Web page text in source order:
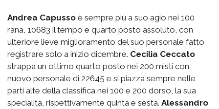
Andrea Capusso è sempre più a suo agio nei 100
rana, 10683 il tempo e quarto posto assoluto, con
ulteriore lieve miglioramento del suo personale fatto
registrare solo a inizio dicembre. Cecilia Ceccato
strappa un ottimo quarto posto nei 200 misti con
nuovo personale di 22645 e si piazza sempre nelle
parti alte della classifica nei 100 e 200 dorso, la sua
specialità, rispettivamente quinta e sesta. Alessandro